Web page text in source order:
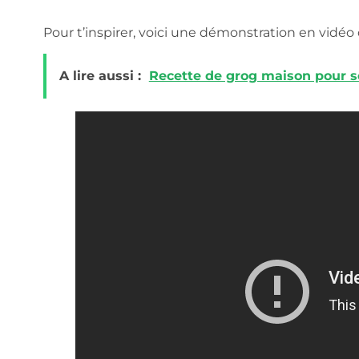
Pour t’inspirer, voici une démonstration en vidéo
A lire aussi : Recette de grog maison pour